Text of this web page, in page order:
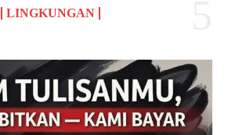
LINGKUNGAN